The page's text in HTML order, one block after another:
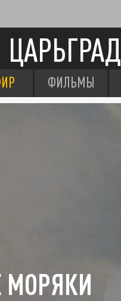
ЦАРЬГРАД
ФИЛЬМЫ
МОРЯКИ